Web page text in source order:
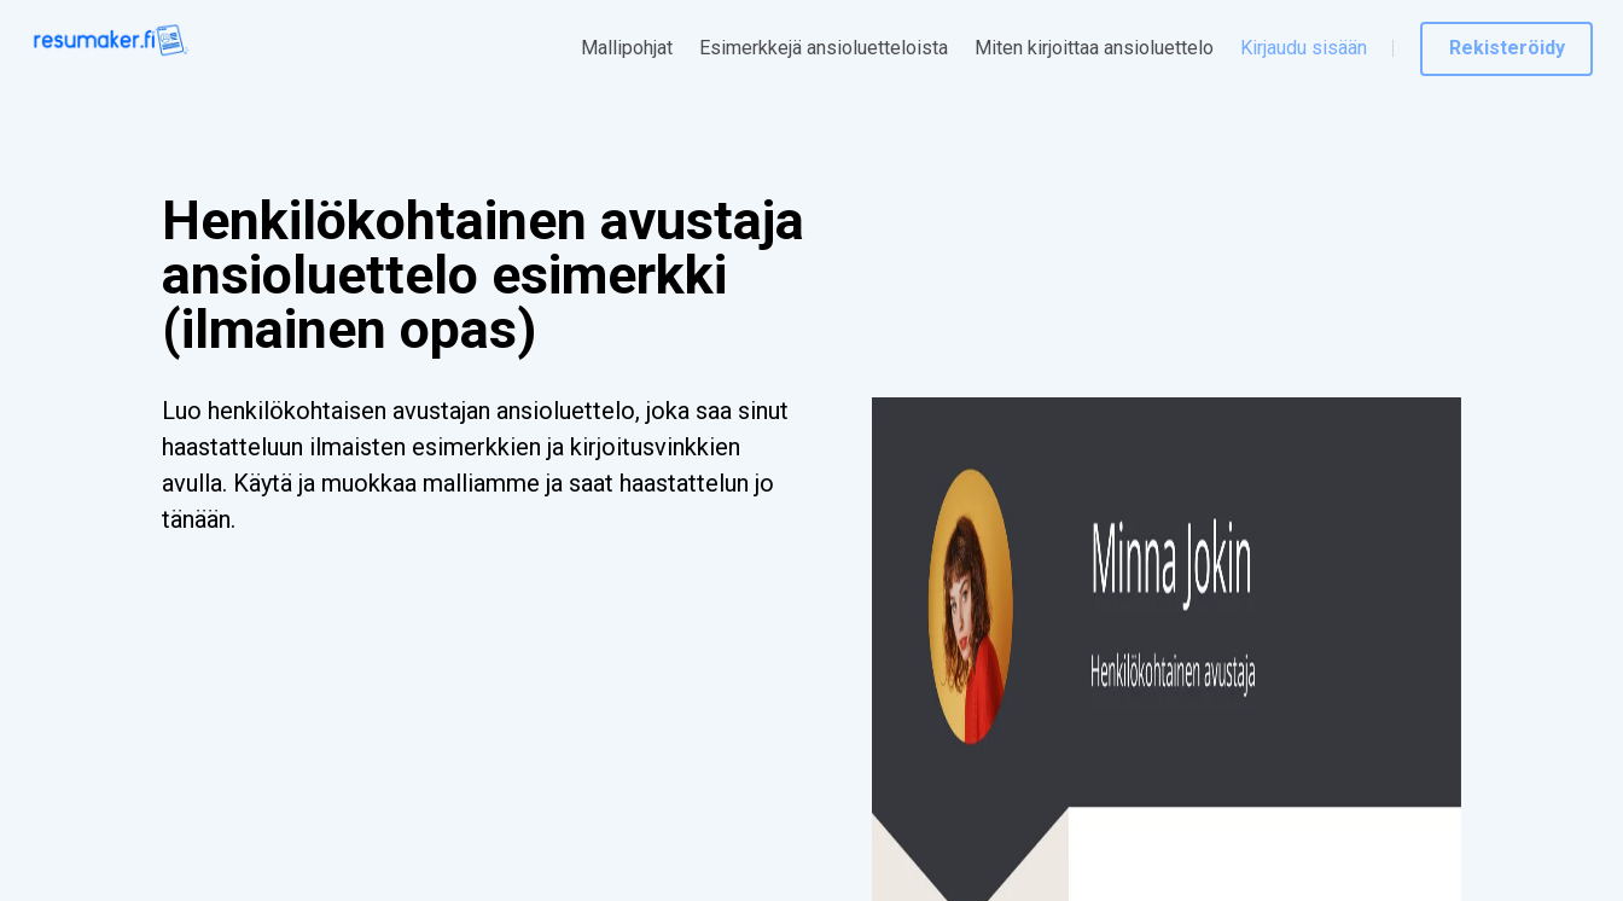
Mallipohjat Esimerkkejä ansioluetteloista Miten kirjoittaa ansioluettelo Kirjaudu sisään Rekisteröidy
Henkilökohtainen avustaja
ansioluettelo esimerkki
(ilmainen opas)
Luo henkilökohtaisen avustajan ansioluettelo, joka saa sinut
haastatteluun ilmaisten esimerkkien ja kirjoitusvinkkien
avulla. Käytä ja muokkaa malliamme ja saat haastattelun jo
tänään.